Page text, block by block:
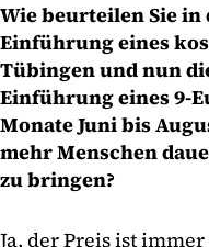
Wie beurteilen Sie in
Einführung eines
Tübingen und nun
Einführung eines 9-
Monate Juni bis
mehr Menschen
zu bringen?
Ja, der Preis ist